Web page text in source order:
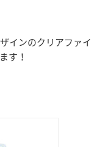
インのクリアファイ
す！